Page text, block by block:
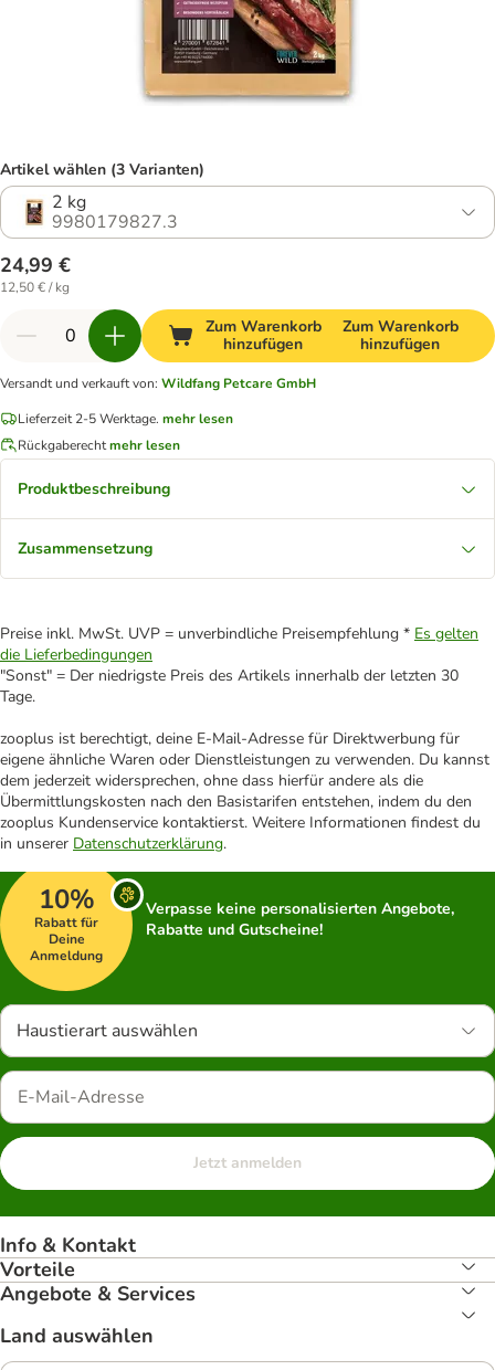
Artikel wählen (3 Varianten)
2 kg
9980179827.3
24,99 €
12,50 € / kg
Zum Warenkorb
hinzufügen
Zum Warenkorb
hinzufügen
Versandt und verkauft von: Wildfang Petcare GmbH
Lieferzeit 2-5 Werktage. mehr lesen
Rückgaberechtmehr lesen
Produktbeschreibung
Zusammensetzung
Preise inkl. MwSt. UVP = unverbindliche Preisempfehlung * Es gelten
die Lieferbedingungen
"Sonst" = Der niedrigste Preis des Artikels innerhalb der letzten 30
Tage.
zooplus ist berechtigt, deine E-Mail-Adresse für Direktwerbung für
eigene ähnliche Waren oder Dienstleistungen zu verwenden. Du kannst
dem jederzeit widersprechen, ohne dass hierfür andere als die
Übermittlungskosten nach den Basistarifen entstehen, indem du den
zooplus Kundenservice kontaktierst. Weitere Informationen findest du
in unserer Datenschutzerklärung.
10%
Rabatt für
Deine
Anmeldung
Verpasse keine personalisierten Angebote,
Rabatte und Gutscheine!
Haustierart auswählen
Jetzt anmelden
Info & Kontakt
Vorteile
Angebote & Services
Land auswählen